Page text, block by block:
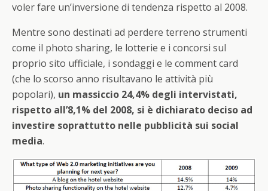
voler fare un’inversione di tendenza rispetto al 2008.
Mentre sono destinati ad perdere terreno strumenti
come il photo sharing, le lotterie e i concorsi sul
proprio sito ufficiale, i sondaggi e le comment card
(che lo scorso anno risultavano le attività più
popolari), un massiccio 24,4% degli intervistati,
rispetto all’8,1% del 2008, si è dichiarato deciso ad
investire soprattutto nelle pubblicità sui social
media.